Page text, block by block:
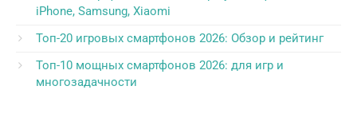
iPhone, Samsung, Xiaomi
Топ-20 игровых смартфонов 2026: Обзор и рейтинг
Топ-10 мощных смартфонов 2026: для игр и
многозадачности